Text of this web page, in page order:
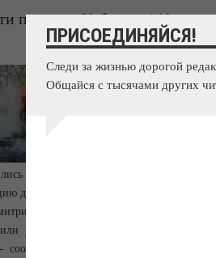
просят у Кабмина 140 млрд
в правительство РФ с просьбой о
дорог. Об этом пишет ТАСС, передает
Анатольевич Медведеву…
у правительства РФ 140 млрд
глава Крыма Сергей Аксенов.
ПРИСОЕДИНЯЙСЯ!
Следи за жизнью дорогой
Общайся с тысячами других